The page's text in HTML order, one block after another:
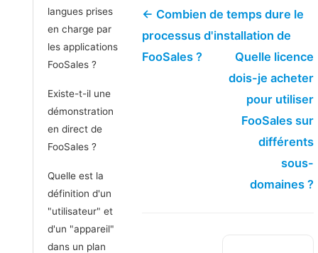
langues prises
en charge par
les applications
FooSales ?
Existe-t-il une
démonstration
en direct de
FooSales ?
Quelle est la
définition d'un
"utilisateur" et
d'un "appareil"
dans un plan
← Combien de temps dure le
processus d'installation de
FooSales ?
Quelle licence
dois-je acheter
pour utiliser
FooSales sur
différents
sous-
domaines ?